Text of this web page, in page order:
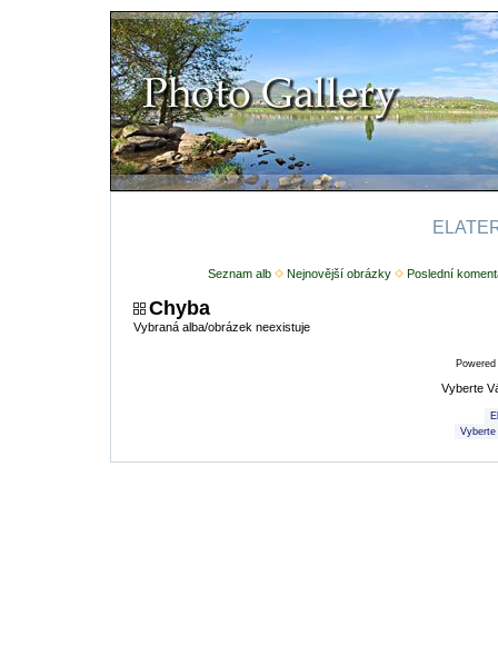
Seznam alb Nejnovější obrázky Poslední
Chyba
Vybraná alba/obrázek neexistuje
Vyberte